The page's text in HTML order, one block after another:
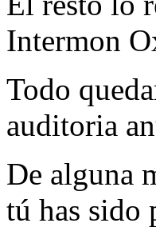
Intermon
Todo
auditoria
De alguna
tú has sido